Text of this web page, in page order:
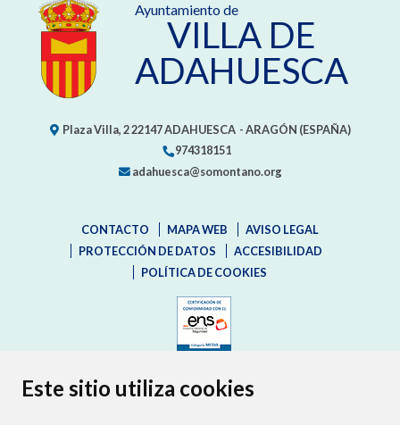
Este sitio utiliza cookies
Ayuntamiento de
VILLA DE
ADAHUESCA
Plaza Villa, 222147ADAHUESCA - ARAGÓN (ESPAÑA)
974318151
adahuesca@somontano.org
CONTACTO MAPA WEB
AVISO LEGAL
PROTECCIÓN DE DATOS
ACCESIBILIDAD
POLÍTICA DE COOKIES